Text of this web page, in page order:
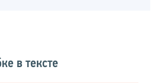
в тексте